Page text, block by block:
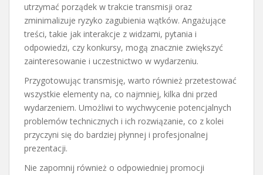
utrzymać porządek w trakcie transmisji oraz
zminimalizuje ryzyko zagubienia wątków. Angażujące
treści, takie jak interakcje z widzami, pytania i
odpowiedzi, czy konkursy, mogą znacznie zwiększyć
zainteresowanie i uczestnictwo w wydarzeniu.
Przygotowując transmisję, warto również przetestować
wszystkie elementy na, co najmniej, kilka dni przed
wydarzeniem. Umożliwi to wychwycenie potencjalnych
problemów technicznych i ich rozwiązanie, co z kolei
przyczyni się do bardziej płynnej i profesjonalnej
prezentacji.
Nie zapomnij również o odpowiedniej promocji